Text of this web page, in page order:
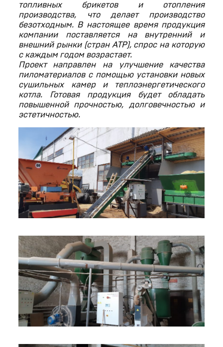
топливных брикетов и отопления
производства, что делает производство
безотходным. В настоящее время продукция
компании поставляется на внутренний и
внешний рынки (стран АТР), спрос на которую
с каждым годом возрастает.
Проект направлен на улучшение качества
пиломатериалов с помощью установки новых
сушильных камер и теплоэнергетического
котла. Готовая продукция будет обладать
повышенной прочностью, долговечностью и
эстетичностью.